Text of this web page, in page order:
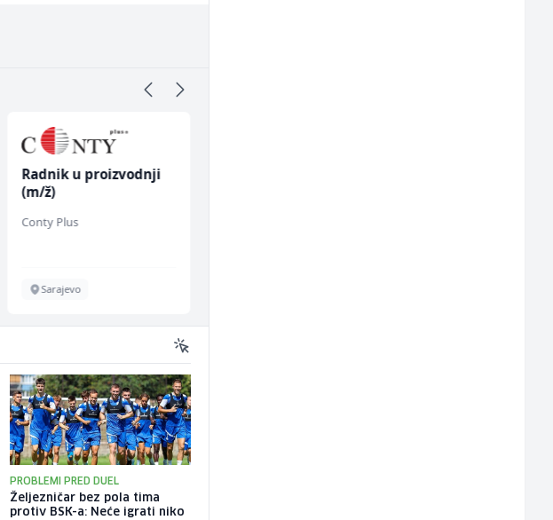
Radnik u proizvodnji
(m/ž)
Conty Plus
Sarajevo
PROBLEMI PRED DUEL
Željezničar bez pola tima
protiv BSK-a: Neće igrati niko